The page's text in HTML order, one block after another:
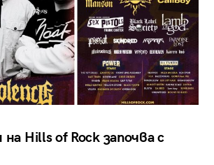
Hills of Rock започва с